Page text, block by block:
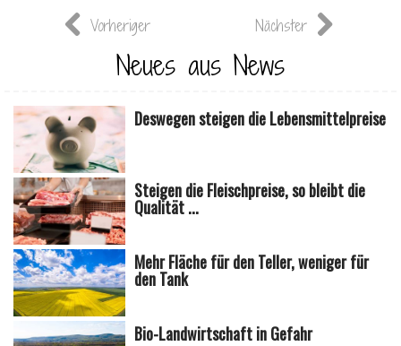
Vorheriger Nächster
Neues aus News
Deswegen steigen die Lebensmittelpreise
Steigen die Fleischpreise, so bleibt die
Qualität ...
Mehr Fläche für den Teller, weniger für
den Tank
Bio-Landwirtschaft in Gefahr